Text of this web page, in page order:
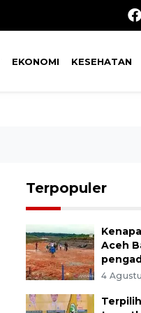
EKONOMI KESEHATAN
Terpopuler
Aceh
4